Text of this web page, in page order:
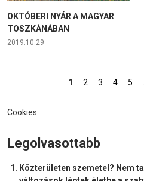
OKTÓBERI NYÁR A MAGYAR
TOSZKÁNÁBAN
2019.10.29
1 2 3 4 5
Cookies
Legolvasottabb
Közterületen szemetel? Nem